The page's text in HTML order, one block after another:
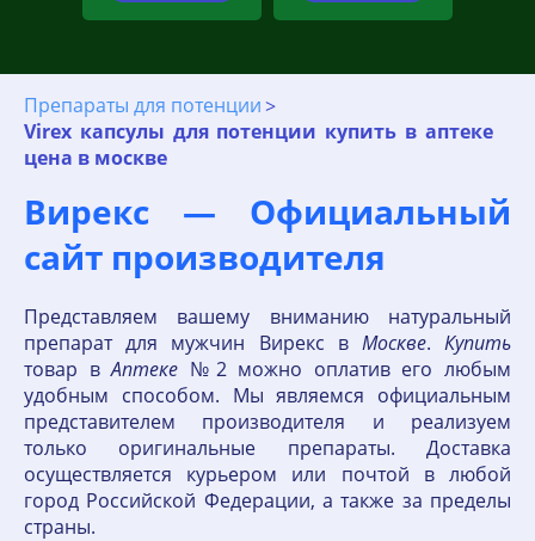
Препараты для потенции
Virex капсулы для потенции купить в аптеке
цена в москве
Вирекс — Официальный
сайт производителя
Представляем вашему вниманию натуральный
препарат для мужчин Вирекс в Москве.Купить
товар вАптеке №2 можно оплатив его любым
удобным способом. Мы являемся официальным
представителем производителя и реализуем
только оригинальные препараты. Доставка
осуществляется курьером или почтой в любой
город Российской Федерации, а также за пределы
страны.